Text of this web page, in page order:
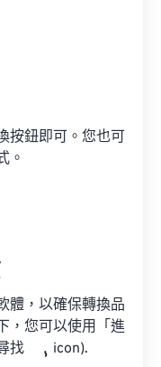
按鈕即可。您也可
。
體，以確保轉換品
，您可以使用「進
找
icon).